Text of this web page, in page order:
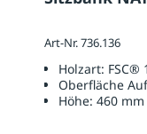
Art-Nr. 736.136
Holzart: FSC®
Oberfläche
Höhe: 460 mm